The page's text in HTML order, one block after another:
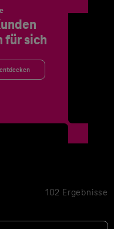
für sich
102 Ergebnisse